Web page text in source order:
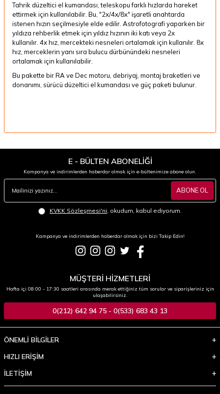
Tahrik düzeltici el kumandası, teleskopu farklı hızlarda hareket
ettirmek için kullanılabilir. Bu, "2x/4x/8x" işaretli anahtarda
istenen hızın seçilmesiyle elde edilir. Astrofotografi yaparken bir
yıldıza rehberlik etmek için yıldız hızının iki katı veya 2x
kullanılır. 4x hız, mercekteki nesneleri ortalamak için kullanılır. 8x
hız, merceklerin yanı sıra bulucu dürbünündeki nesneleri
ortalamak için kullanılabilir.
Bu pakette bir RA ve Dec motoru, debriyaj, montaj braketleri ve
donanımı, sürücü düzeltici el kumandası ve güç paketi bulunur.
E - BÜLTEN ABONELİĞİ
Kampanya ve indirimlerden haberdar olmak için e-bültenimize abone olun.
ABONE OL
KVKK Sözleşmesi'ni , okudum, kabul ediyorum.
Kampanya ve indirimlerden haberdar olmak için bizi Takip Edin!
MÜŞTERİ HİZMETLERİ
Hafta içi 08:00 - 17:30 saatleri arasında merak ettiğiniz tüm sorular ve siparişleriniz için
ulaşabilirsiniz.
0(212) 642 94 75 - 0(533) 683 43 13
ÖNEMLİ BİLGİLER
HIZLI ERİŞİM
İLETİŞİM